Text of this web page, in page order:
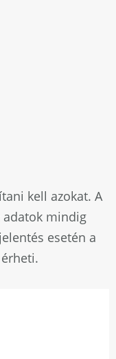
kell azokat. A
adatok mindig
esetén a